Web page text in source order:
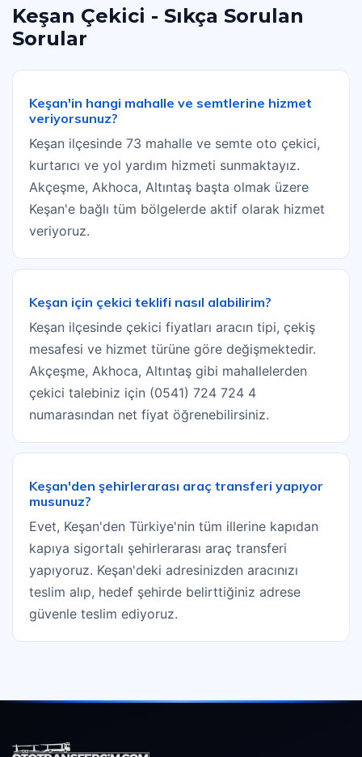
Keşan Çekici - Sıkça Sorulan
Sorular
Keşan'in hangi mahalle ve semtlerine hizmet
veriyorsunuz?
Keşan ilçesinde 73 mahalle ve semte oto çekici,
kurtarıcı ve yol yardım hizmeti sunmaktayız.
Akçeşme, Akhoca, Altıntaş başta olmak üzere
Keşan'e bağlı tüm bölgelerde aktif olarak hizmet
veriyoruz.
Keşan için çekici teklifi nasıl alabilirim?
Keşan ilçesinde çekici fiyatları aracın tipi, çekiş
mesafesi ve hizmet türüne göre değişmektedir.
Akçeşme, Akhoca, Altıntaş gibi mahallelerden
çekici talebiniz için (0541) 724 724 4
numarasından net fiyat öğrenebilirsiniz.
Keşan'den şehirlerarası araç transferi yapıyor
musunuz?
Evet, Keşan'den Türkiye'nin tüm illerine kapıdan
kapıya sigortalı şehirlerarası araç transferi
yapıyoruz. Keşan'deki adresinizden aracınızı
teslim alıp, hedef şehirde belirttiğiniz adrese
güvenle teslim ediyoruz.